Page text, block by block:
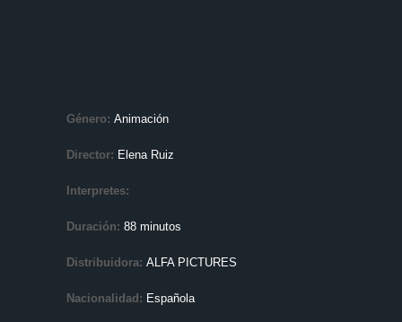
Género: Animación
Director: Elena Ruiz
Interpretes:
Duración: 88 minutos
Distribuidora: ALFA PICTURES
Nacionalidad: Española